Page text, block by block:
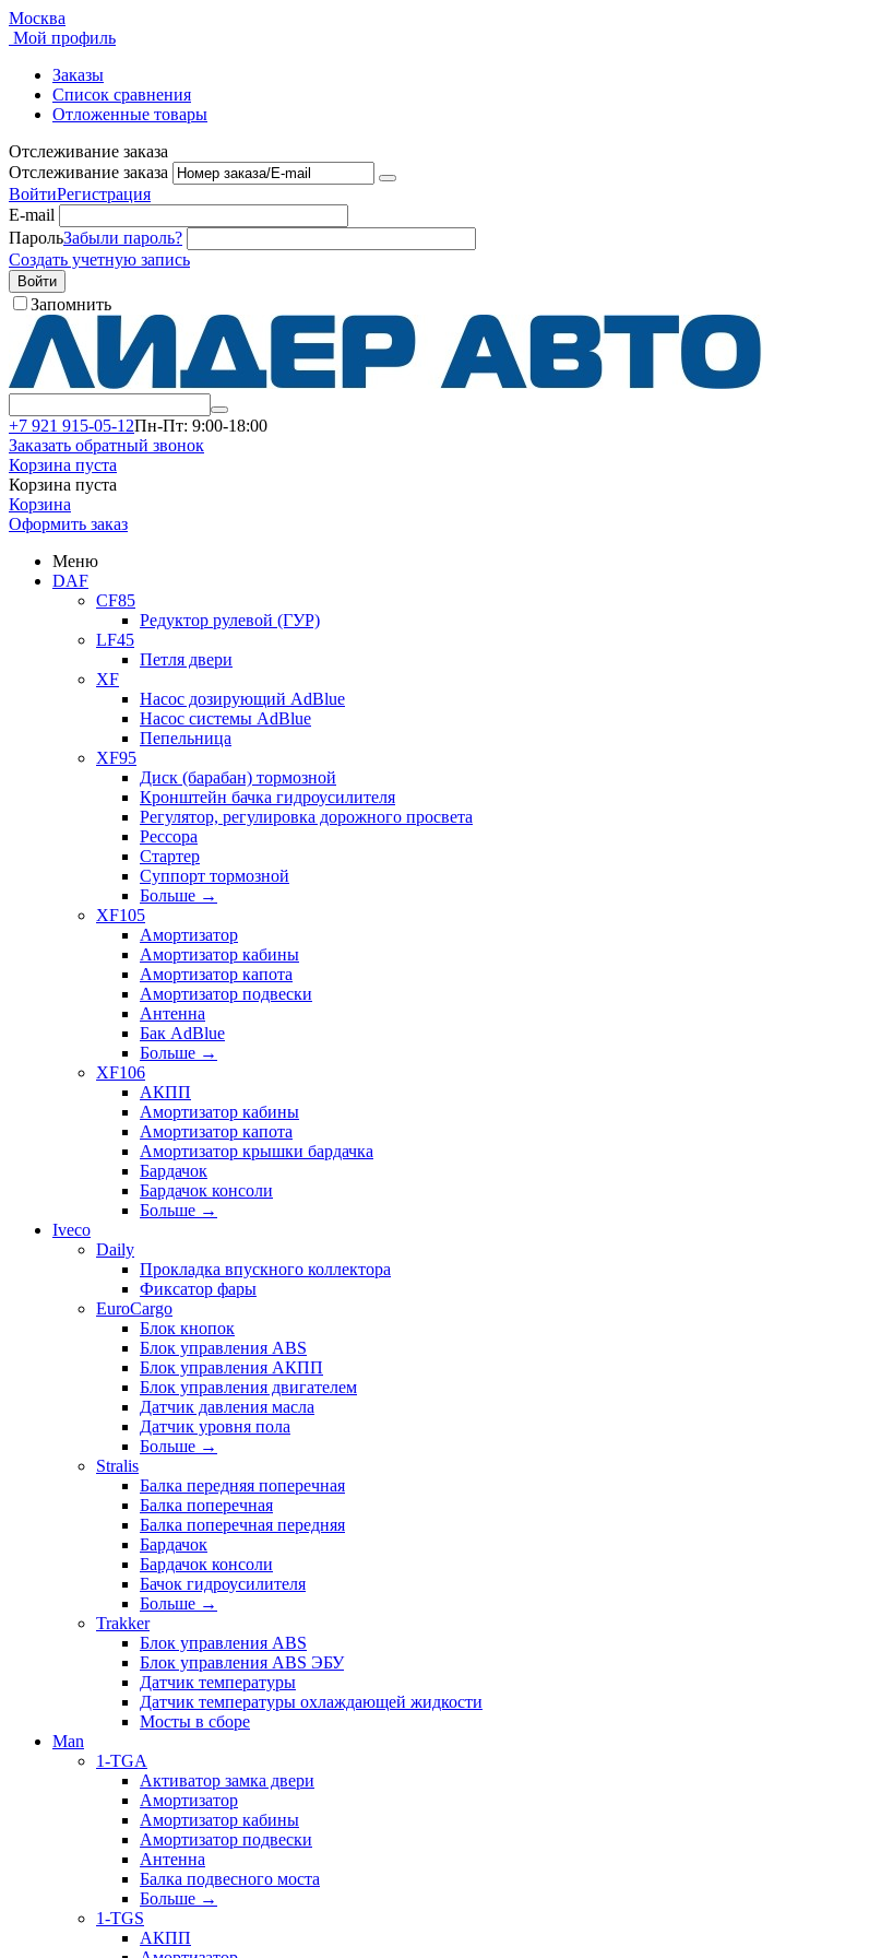
Москва
Мой профиль
Заказы
Список сравнения
Отложенные товары
Отслеживание заказа
Отслеживание заказа
ВойтиРегистрация
E-mail
ПарольЗабыли пароль?
Создать учетную запись
Войти
Запомнить
+7 921 915-05-12Пн-Пт: 9:00-18:00
Заказать обратный звонок
Корзина пуста
Корзина пуста
Корзина
Оформить заказ
Меню
DAF
CF85
Редуктор рулевой (ГУР)
LF45
Петля двери
XF
Насос дозирующий AdBlue
Насос системы AdBlue
Пепельница
XF95
Диск (барабан) тормозной
Кронштейн бачка гидроусилителя
Регулятор, регулировка дорожного просвета
Рессора
Стартер
Суппорт тормозной
Больше →
XF105
Амортизатор
Амортизатор кабины
Амортизатор капота
Амортизатор подвески
Антенна
Бак AdBlue
Больше →
XF106
АКПП
Амортизатор кабины
Амортизатор капота
Амортизатор крышки бардачка
Бардачок
Бардачок консоли
Больше →
Iveco
Daily
Прокладка впускного коллектора
Фиксатор фары
EuroCargo
Блок кнопок
Блок управления ABS
Блок управления АКПП
Блок управления двигателем
Датчик давления масла
Датчик уровня пола
Больше →
Stralis
Балка передняя поперечная
Балка поперечная
Балка поперечная передняя
Бардачок
Бардачок консоли
Бачок гидроусилителя
Больше →
Trakker
Блок управления ABS
Блок управления ABS ЭБУ
Датчик температуры
Датчик температуры охлаждающей жидкости
Мосты в сборе
Man
1-TGA
Активатор замка двери
Амортизатор
Амортизатор кабины
Амортизатор подвески
Антенна
Балка подвесного моста
Больше →
1-TGS
АКПП